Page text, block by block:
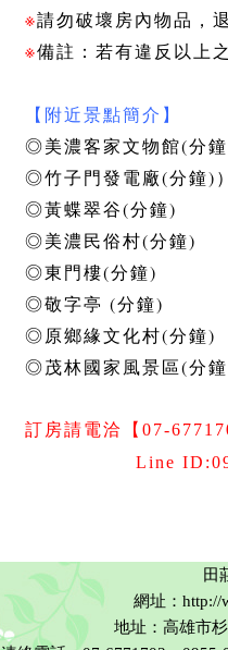
※請勿破壞房內物品，
※備註：若有違反以上
【附近景點簡介】
◎美濃客家文物館(分
◎竹子門發電廠(分鐘)
◎黃蝶翠谷(分鐘)
◎美濃民俗村(分鐘)
◎東門樓(分鐘)
◎敬字亭 (分鐘)
◎原鄉緣文化村(分鐘)
◎茂林國家風景區(分
訂房請電洽【07-
Line
田
網址：http://
地址：高雄市